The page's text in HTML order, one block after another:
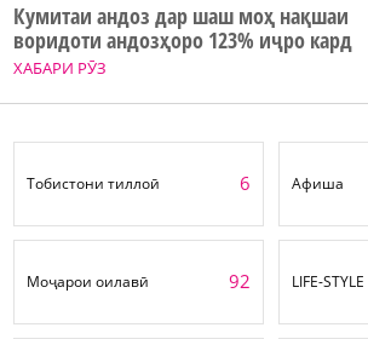
ХАБАРИ РӮЗ
Кумитаи андоз дар шаш моҳ нақшаи
воридоти андозҳоро 123% иҷро кард
Тобистони тиллоӣ 6 Афиша
Моҷарои оилавӣ 92 LIFE-STYLE